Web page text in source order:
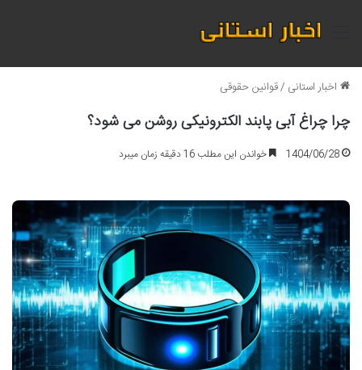
منو
اخبار استانی /قوانین حقوقی
چرا چراغ آبی پابند الکترونیکی روشن می شود؟
1404/06/28 خواندن این مطلب 16 دقیقه زمان میبرد